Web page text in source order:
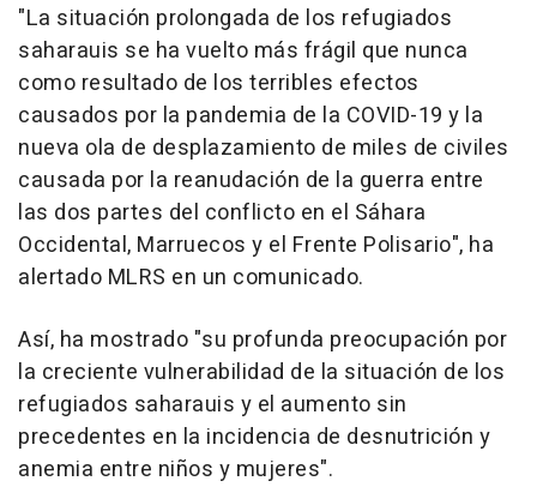
"La situación prolongada de los refugiados
saharauis se ha vuelto más frágil que nunca
como resultado de los terribles efectos
causados por la pandemia de la COVID-19 y la
nueva ola de desplazamiento de miles de civiles
causada por la reanudación de la guerra entre
las dos partes del conflicto en el Sáhara
Occidental, Marruecos y el Frente Polisario", ha
alertado MLRS en un comunicado.
Así, ha mostrado "su profunda preocupación por
la creciente vulnerabilidad de la situación de los
refugiados saharauis y el aumento sin
precedentes en la incidencia de desnutrición y
anemia entre niños y mujeres".